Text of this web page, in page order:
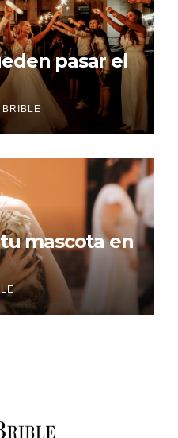
pasar el
BRIBLE
mascota en